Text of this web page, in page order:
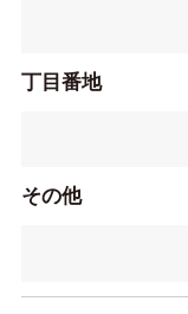
丁目番地
その他